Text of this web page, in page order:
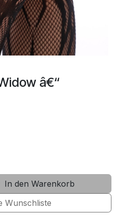
â€“
In den Warenkorb
Wunschliste